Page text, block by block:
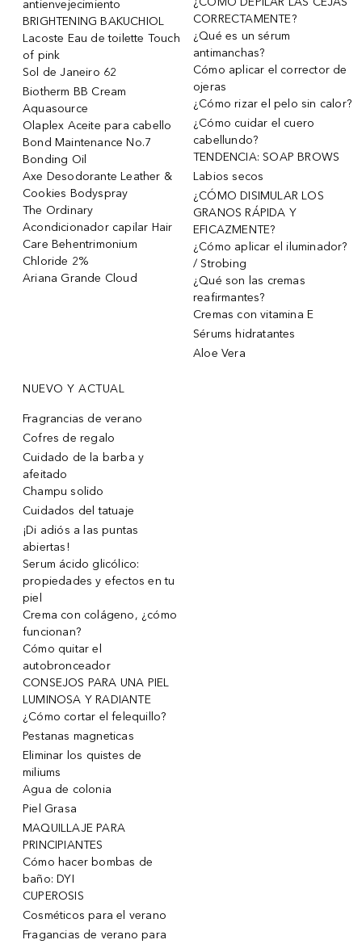
antienvejecimiento
BRIGHTENING BAKUCHIOL
Lacoste Eau de toilette Touch
of pink
Sol de Janeiro 62
Biotherm BB Cream
Aquasource
Olaplex Aceite para cabello
Bond Maintenance No.7
Bonding Oil
Axe Desodorante Leather &
Cookies Bodyspray
The Ordinary
Acondicionador capilar Hair
Care Behentrimonium
Chloride 2%
Ariana Grande Cloud
CORRECTAMENTE?
¿Qué es un sérum
antimanchas?
Cómo aplicar el corrector de
ojeras
¿Cómo rizar el pelo sin calor?
¿Cómo cuidar el cuero
cabellundo?
TENDENCIA: SOAP BROWS
Labios secos
¿CÓMO DISIMULAR LOS
GRANOS RÁPIDA Y
EFICAZMENTE?
¿Cómo aplicar el iluminador?
/ Strobing
¿Qué son las cremas
reafirmantes?
Cremas con vitamina E
Sérums hidratantes
Aloe Vera
NUEVO Y ACTUAL
Fragrancias de verano
Cofres de regalo
Cuidado de la barba y
afeitado
Champu solido
Cuidados del tatuaje
¡Di adiós a las puntas
abiertas!
Serum ácido glicólico:
propiedades y efectos en tu
piel
Crema con colágeno, ¿cómo
funcionan?
Cómo quitar el
autobronceador
CONSEJOS PARA UNA PIEL
LUMINOSA Y RADIANTE
¿Cómo cortar el felequillo?
Pestanas magneticas
Eliminar los quistes de
miliums
Agua de colonia
Piel Grasa
MAQUILLAJE PARA
PRINCIPIANTES
Cómo hacer bombas de
baño: DYI
CUPEROSIS
Cosméticos para el verano
Fragancias de verano para